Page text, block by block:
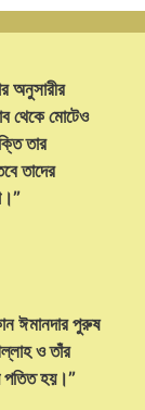
অনুসারীর
থেকে মোটেও
তার
তাদের
ঈমানদার পুরুষ
ও তাঁর
পতিত হয়।”